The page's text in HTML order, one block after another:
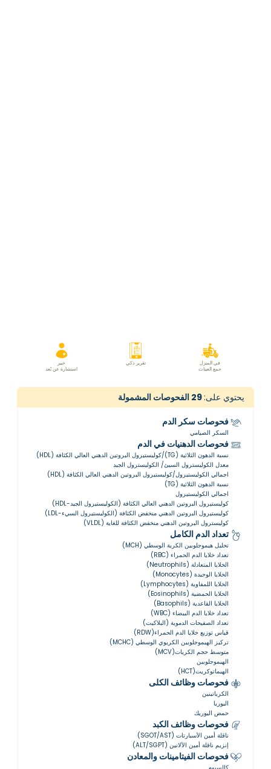
في المنزل
جمع العينات
تقرير ذكي
خبير
استشارة عن بُعد
يحتوي على:29 الفحوصات المشمولة
فحوصات سكر الدم
السكر الصيامي
فحوصات الدهنيات في الدم
نسبة الدهون الثلاثية (TG)/كوليستيرول البروتين الدهني العالي الكثافة (HDL)
معدل الكوليسترول السيئ/ الكوليسترول الجيد
اجمالي الكوليستيرول/كوليستيرول البروتين الدهني العالي الكثافة (HDL)
نسبة الدهون الثلاثية (TG)
اجمالي الكوليستيرول
كوليستيرول البروتين الدهني العالي الكثافة (الكوليستيرول الجيد-HDL)
كوليستيرول البروتين الدهني منخفض الكثافة (الكوليستيرول السيء-LDL)
كوليسترول البروتين الدهني منخفض الكثافة للغاية (VLDL)
تعداد الدم الكامل
تحليل هيموجلوبين الكرية الوسطي (MCH)
تعداد خلايا الدم الحمراء (RBC)
الخلايا المتعادلة (Neutrophils)
الخلايا الوحيدة (Monocytes)
الخلايا اللمفاوية (Lymphocytes)
الخلايا الحمضية (Eosinophils)
الخلايا القاعدية (Basophils)
تعداد خلايا الدم البيضاء (WBC)
تعداد الصفيحات الدموية (البلاكيت)
قياس توزيع خلايا الدم الحمراء(RDW)
تركيز الهيموجلوبين الكريوي الوسطي (MCHC)
متوسط حجم الكريات(MCV)
الهيموجلوبين
الهيماتوكريت(HCT)
فحوصات وظائف الكلى
الكرياتينين
اليوريا
حمض اليوريك
فحوصات وظائف الكبد
ناقلة أمين الأسبارتات (SGOT/AST)
إنزيم ناقلة أمين الألانين (ALT/SGPT)
فحوصات الفيتامينات والمعادن
كالسيوم